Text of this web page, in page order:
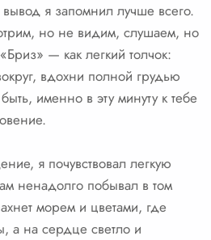
я запомнил лучше всего.
но не видим, слушаем, но
— как легкий толчок:
вдохни полной грудью
именно в эту минуту к тебе
я почувствовал легкую
ненадолго побывал в том
морем и цветами, где
а на сердце светло и